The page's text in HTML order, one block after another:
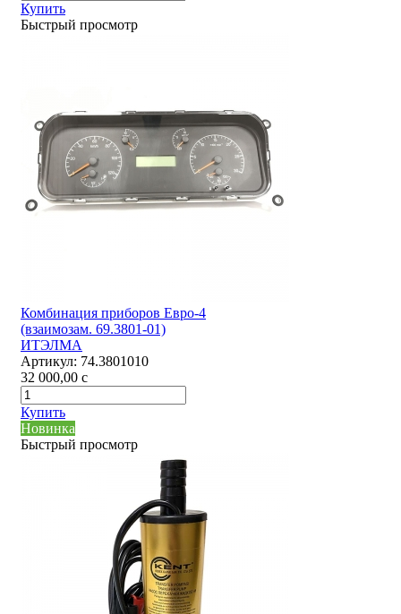
Купить
Быстрый просмотр
Комбинация приборов Евро-4
(взаимозам. 69.3801-01)
ИТЭЛМА
Артикул: 74.3801010
32 000,00 c
Купить
Новинка
Быстрый просмотр